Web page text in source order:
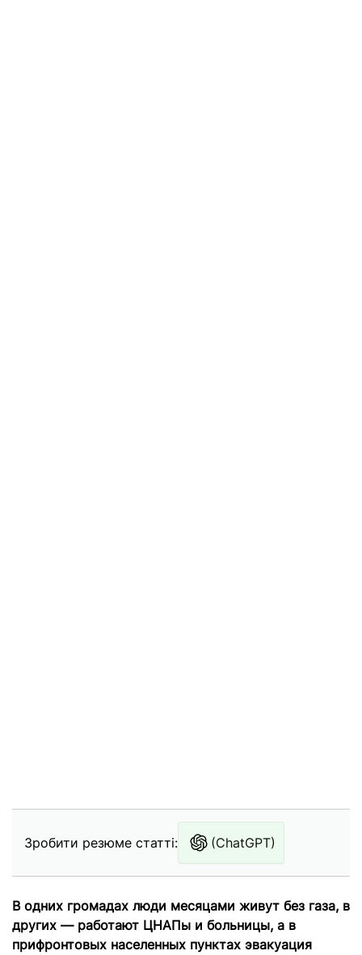
Зробити резюме статті: (ChatGPT)
В одних громадах люди месяцами живут без газа, в
других — работают ЦНАПы и больницы, а в
прифронтовых населенных пунктах эвакуация